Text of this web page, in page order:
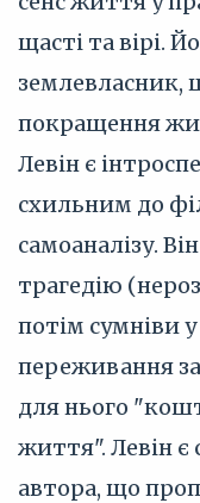
щасті та вірі.
землевласник,
покращення
Левін є
схильним до
самоаналізу.
трагедію
потім сумніви
переживання
для нього
життя". Левін є
автора, що